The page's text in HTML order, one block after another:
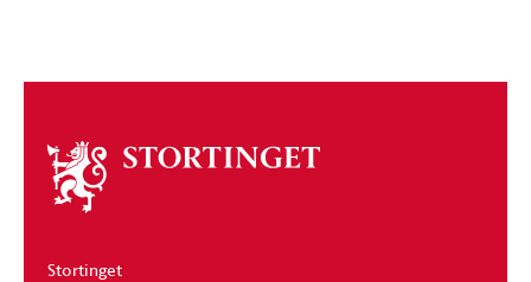
Om
stortinget
Stortinget